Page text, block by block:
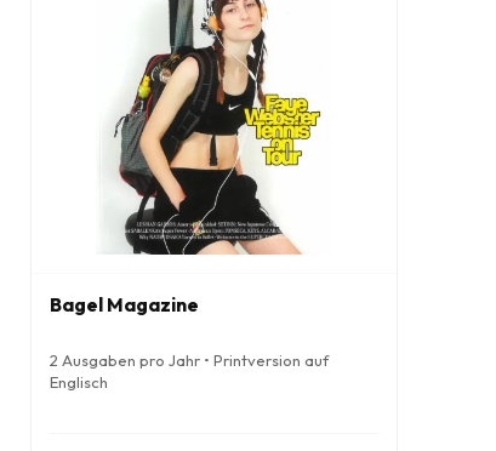
Bagel Magazine
2 Ausgaben pro Jahr • Printversion auf
Englisch